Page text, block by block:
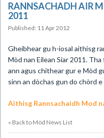
RANNSACHADH AIR
2011
Published: 11 Apr 2012
Gheibhear gu h-iosal aithisg
Mòd nan Eilean Siar 2011.
ann agus chithear gur e Mòd
sinn an dòchas gun do chòrd
Aithisg Rannsachaidh Mod
« Back to Mòd News List